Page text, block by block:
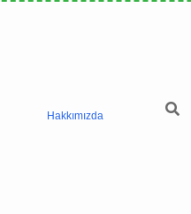
Hakkımızda